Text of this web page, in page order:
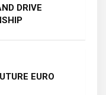
DRIVE
EURO